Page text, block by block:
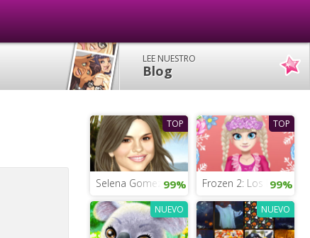
LEE NUESTRO
Blog
TOP
Selena Gomez vestir y maquillar
99%
TOP
Frozen 2: Los looks de
99%
NUEVO NUEVO